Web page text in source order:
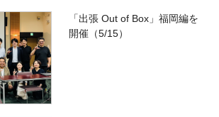
「出張 Out of Box」福岡編を
開催（5/15）